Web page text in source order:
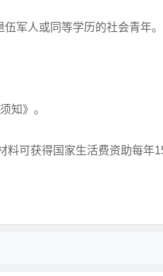
军人或同等学历的社会青年。
知》。
料可获得国家生活费资助每年